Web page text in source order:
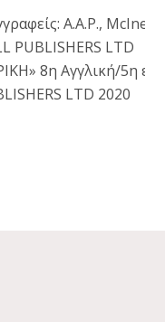
A.A.P.,
PUBLISHERS LTD
8η Αγγλική/5η
LTD 2020